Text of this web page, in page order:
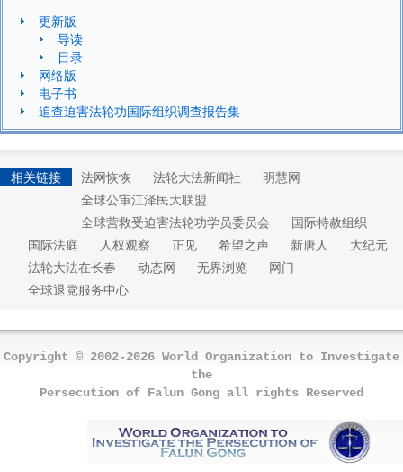
更新版
导读
目录
网络版
电子书
追查迫害法轮功国际组织调查报告集
相关链接 法网恢恢 法轮大法新闻社
明慧网
全球公审江泽民大联盟
全球营救受迫害法轮功学员委员会
国际特赦组织
国际法庭
人权观察 正见 希望之声 新唐人
大纪元
法轮大法在长春
动态网 无界浏览
网门
全球退党服务中心
Copyright © 2002-2026 World Organization to Investigate
the
Persecution of Falun Gong all rights Reserved